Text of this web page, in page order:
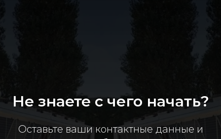
Не знаете с чего начать?
Оставьте ваши контактные данные и